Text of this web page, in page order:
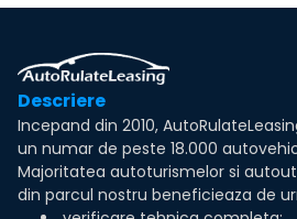
Descriere
Incepand din 2010,
un numar de peste 18.000
Majoritatea autoturismelor si
din parcul nostru beneficieaza de